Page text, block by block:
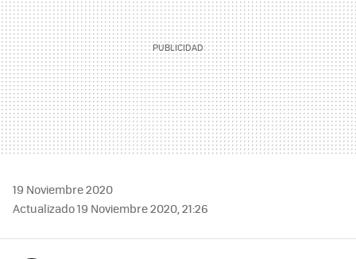
19 Noviembre 2020
Actualizado 19 Noviembre 2020, 21:26